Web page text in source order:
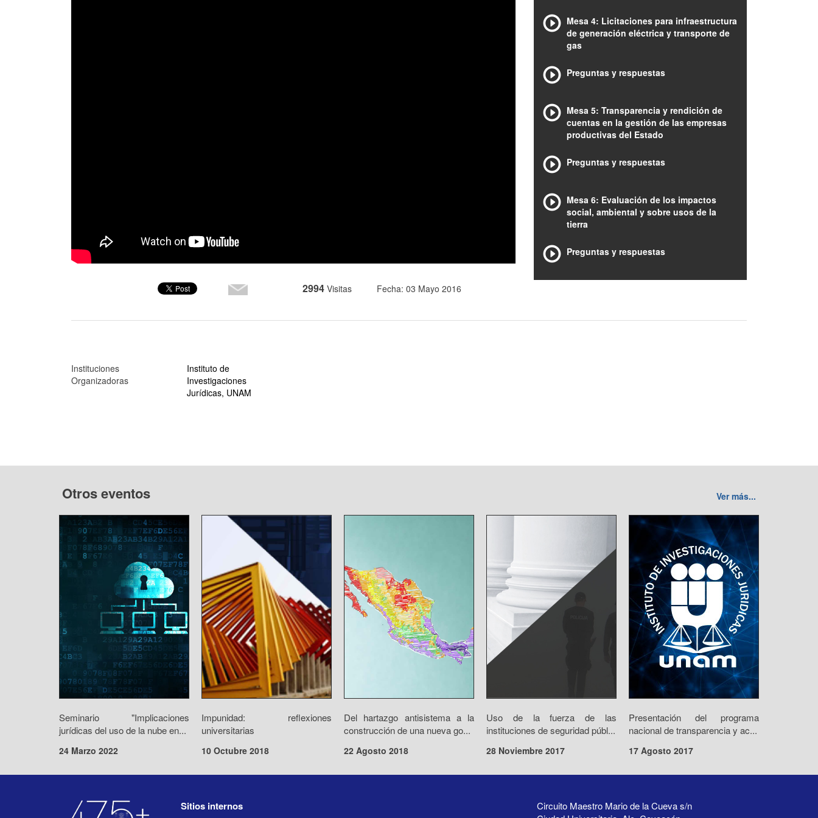
2994 Visitas Fecha: 03 Mayo 2016
Mesa 4: Licitaciones para infraestructura
de generación eléctrica y transporte de
gas
Preguntas y respuestas
Mesa 5: Transparencia y rendición de
cuentas en la gestión de las empresas
productivas del Estado
Preguntas y respuestas
Mesa 6: Evaluación de los impactos
social, ambiental y sobre usos de la
tierra
Preguntas y respuestas
Instituciones
Organizadoras
Instituto de
Investigaciones
Jurídicas, UNAM
Otros eventos Ver más...
Seminario "Implicaciones
jurídicas del uso de la nube en...
24 Marzo 2022
Impunidad: reflexiones
universitarias
10 Octubre 2018
Del hartazgo antisistema a la
construcción de una nueva go...
22 Agosto 2018
Uso de la fuerza de las
instituciones de seguridad públ...
28 Noviembre 2017
Presentación del programa
nacional de transparencia y ac...
17 Agosto 2017
Circuito Maestro Mario de la Cueva s/n
Sitios internos